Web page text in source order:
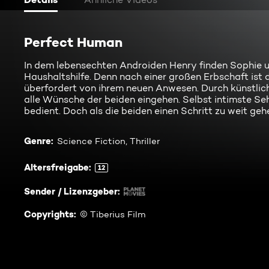
Perfect Human
In dem lebensechten Androiden Henry finden Sophie
Haushaltshilfe. Denn nach einer großen Erbschaft
überfordert von ihrem neuen Anwesen. Durch
alle Wünsche der beiden eingehen. Selbst intimste
bedient. Doch als die beiden einen Schritt zu weit
Genre: Science Fiction, Thriller
Altersfreigabe: 12
Sender / Lizenzgeber:
Copyrights: © Tiberius Film